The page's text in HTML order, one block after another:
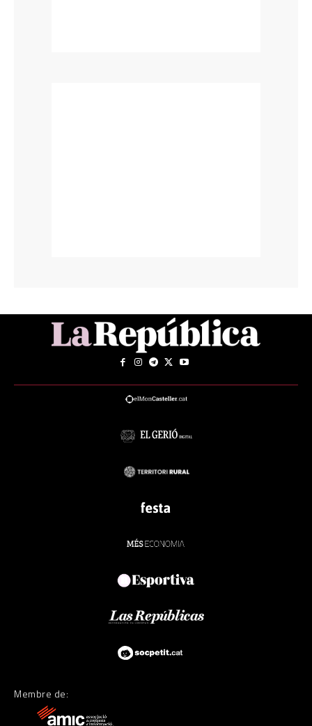
Membre de: